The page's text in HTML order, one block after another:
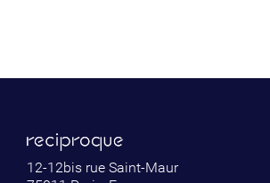
12-12bis rue Saint-Maur